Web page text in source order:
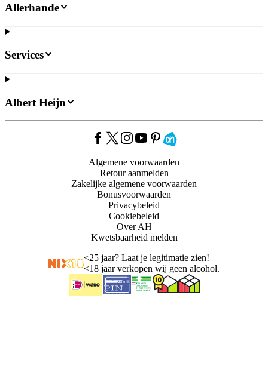
Allerhande
Services
Albert Heijn
Algemene voorwaarden
Retour aanmelden
Zakelijke algemene voorwaarden
Bonusvoorwaarden
Privacybeleid
Cookiebeleid
Over AH
Kwetsbaarheid melden
<25 jaar? Laat je legitimatie zien!
<18 jaar verkopen wij geen alcohol.